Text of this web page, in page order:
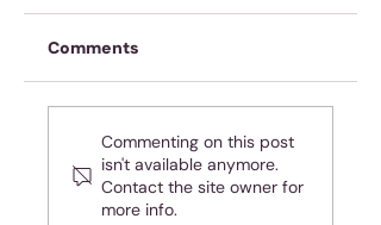
dalk beide?
Comments
Commenting on this post
isn't available anymore.
Contact the site owner for
more info.